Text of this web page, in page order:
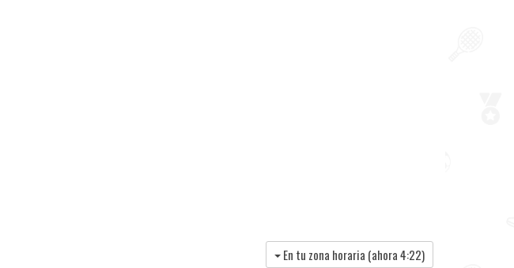
En tu zona horaria (ahora4:22)